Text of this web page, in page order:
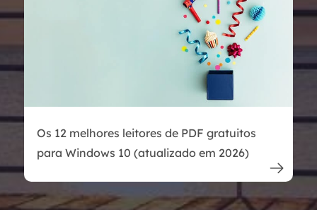
Os 12 melhores leitores de PDF gratuitos
para Windows 10 (atualizado em 2026)
